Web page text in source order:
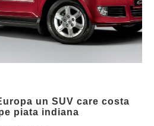
un SUV care costa
piata indiana